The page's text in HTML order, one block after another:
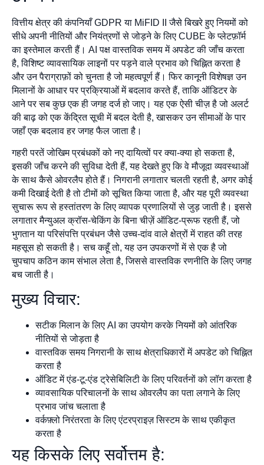
वित्तीय क्षेत्र की कंपनियाँ GDPR या MiFID II जैसे बिखरे हुए नियमों को
सीधे अपनी नीतियों और नियंत्रणों से जोड़ने के लिए CUBE के प्लेटफ़ॉर्म
का इस्तेमाल करती हैं। AI पक्ष वास्तविक समय में अपडेट की जाँच करता
है, विशिष्ट व्यावसायिक लाइनों पर पड़ने वाले प्रभाव को चिह्नित करता है
और उन पैराग्राफ़ों को चुनता है जो महत्वपूर्ण हैं। फिर कानूनी विशेषज्ञ उन
मिलानों के आधार पर प्रक्रियाओं में बदलाव करते हैं, ताकि ऑडिटर के
आने पर सब कुछ एक ही जगह दर्ज हो जाए। यह एक ऐसी चीज़ है जो अलर्ट
की बाढ़ को एक केंद्रित सूची में बदल देती है, खासकर उन सीमाओं के पार
जहाँ एक बदलाव हर जगह फैल जाता है।
गहरी परतें जोखिम प्रबंधकों को नए दायित्वों पर क्या-क्या हो सकता है,
इसकी जाँच करने की सुविधा देती हैं, यह देखते हुए कि वे मौजूदा व्यवस्थाओं
के साथ कैसे ओवरलैप होते हैं। निगरानी लगातार चलती रहती है, अगर कोई
कमी दिखाई देती है तो टीमों को सूचित किया जाता है, और यह पूरी व्यवस्था
सुचारू रूप से हस्तांतरण के लिए व्यापक प्रणालियों से जुड़ जाती है। इससे
लगातार मैन्युअल क्रॉस-चेकिंग के बिना चीज़ें ऑडिट-प्रूफ रहती हैं, जो
भुगतान या परिसंपत्ति प्रबंधन जैसे उच्च-दांव वाले क्षेत्रों में राहत की तरह
महसूस हो सकती है। सच कहूँ तो, यह उन उपकरणों में से एक है जो
चुपचाप कठिन काम संभाल लेता है, जिससे वास्तविक रणनीति के लिए जगह
बच जाती है।
मुख्य विचार:
सटीक मिलान के लिए AI का उपयोग करके नियमों को आंतरिक
नीतियों से जोड़ता है
वास्तविक समय निगरानी के साथ क्षेत्राधिकारों में अपडेट को चिह्नित
करता है
ऑडिट में एंड-टू-एंड ट्रेसेबिलिटी के लिए परिवर्तनों को लॉग करता है
व्यावसायिक परिचालनों के साथ ओवरलैप का पता लगाने के लिए
प्रभाव जांच चलाता है
वर्कफ़्लो निरंतरता के लिए एंटरप्राइज़ सिस्टम के साथ एकीकृत
करता है
यह किसके लिए सर्वोत्तम है: